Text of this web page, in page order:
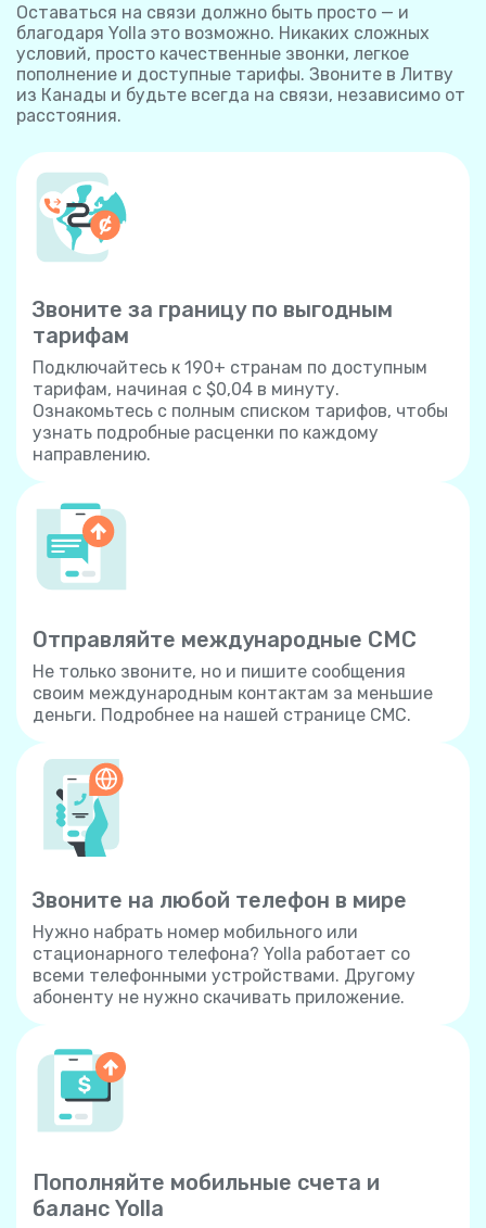
Оставаться на связи должно быть просто — и
благодаря Yolla это возможно. Никаких сложных
условий, просто качественные звонки, легкое
пополнение и доступные тарифы. Звоните в Литву
из Канады и будьте всегда на связи, независимо от
расстояния.
Звоните за границу по выгодным
тарифам
Подключайтесь к 190+ странам по доступным
тарифам, начиная с $0,04 в минуту.
Ознакомьтесь с полным списком тарифов, чтобы
узнать подробные расценки по каждому
направлению.
Отправляйте международные СМС
Не только звоните, но и пишите сообщения
своим международным контактам за меньшие
деньги. Подробнее на нашей странице СМС.
Звоните на любой телефон в мире
Нужно набрать номер мобильного или
стационарного телефона? Yolla работает со
всеми телефонными устройствами. Другому
абоненту не нужно скачивать приложение.
Пополняйте мобильные счета и
баланс Yolla